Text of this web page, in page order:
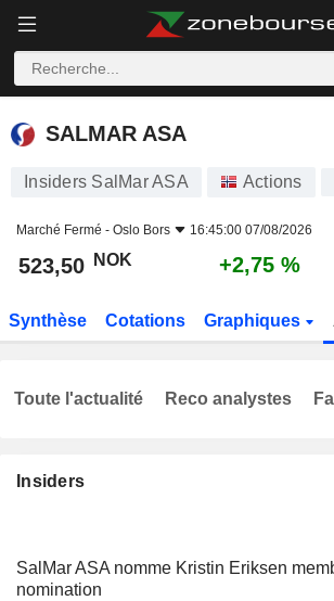
SALMAR ASA
SALMAR ASA
Insiders SalMar ASA Actions
Marché Fermé - Oslo Bors 16:45:00 07/08/2026
523,50 NOK +2,75 %
Synthèse Cotations Graphiques
Insiders
SalMar ASA nomme Kristin Eriksen
nomination
Toute l'actualité Reco analystes